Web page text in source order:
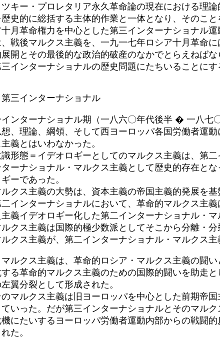
キー・プロレタリア永久革命論の現在における理
史的に総括する主体的作業と一体となり、そのこと
月革命権力を中心とした第三インターナショナル
戦後マルクス主義を、一九一七年ロシア十月革命
開とその最後的な政治的破産のなかでとらえねばな
インターナショナルの歴史問題にたちいることにす
三インターナショナル
ンターナショナル期（一八六〇年代後半 � 一八七
、理論、綱領、そして西ヨーロッパ各国労働者運
義とはいわなかった。
形態＝イデオロギーとしてのマルクス主義は、第
ーナショナル・マルクス主義として歴史的存在と
ーであった。
クス主義の大勢は、資本主義の帝国主義的発展を
インターナショナルにおいて、革命的マルクス主
義イデオロギー化した第二インターナショナル・
クス主義は国際的極少数派としてそこから分離・分
クス主義が、第二インターナショナル・マルクス
ルクス主義は、革命的ロシア・マルクス主義の闘
る革命的マルクス主義のための国際的闘いを助走
翼分裂として形成された。
マルクス主義は旧ヨーロッパを中心とした前期帝
いった。だが第三インターナショナルとそのマル
にたいするヨーロッパ労働者運動内部からの戦闘
た。